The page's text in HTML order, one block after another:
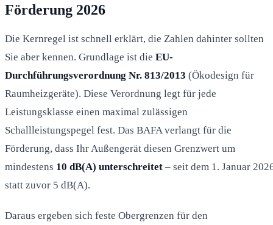
Förderung 2026
Die Kernregel ist schnell erklärt, die Zahlen dahinter sollten
Sie aber kennen. Grundlage ist die EU-
Durchführungsverordnung Nr. 813/2013 (Ökodesign für
Raumheizgeräte). Diese Verordnung legt für jede
Leistungsklasse einen maximal zulässigen
Schallleistungspegel fest. Das BAFA verlangt für die
Förderung, dass Ihr Außengerät diesen Grenzwert um
mindestens 10 dB(A) unterschreitet – seit dem 1. Januar
statt zuvor 5 dB(A).
Daraus ergeben sich feste Obergrenzen für den